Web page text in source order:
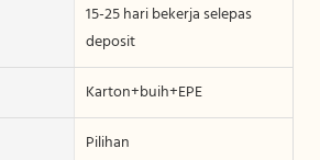
15-25 hari bekerja selepas
deposit
Karton+buih+EPE
Pilihan